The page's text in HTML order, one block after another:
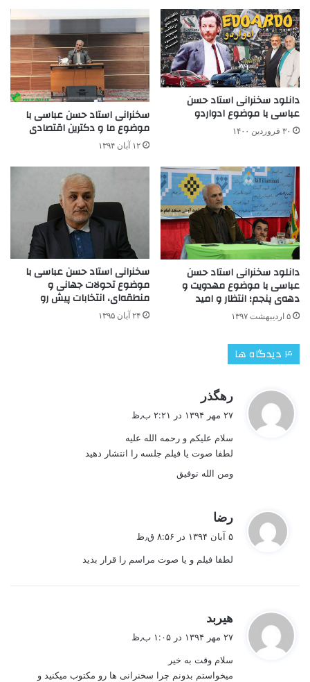
دانلود سخنرانی استاد حسن
عباسی با موضوع ادواردو
۳۰ فروردین ۱۴۰۰
سخنرانی استاد حسن عباسی با
موضوع ما و دکترین اقتصادی
۱۲ آبان ۱۳۹۴
دانلود سخنرانی استاد حسن
عباسی با موضوع مهدویت و
دهه‌ی پنجم؛ انتظار و امید
۵ اردیبهشت ۱۳۹۷
سخنرانی استاد حسن عباسی با
موضوع تحولات جهانی و
منطقه‌ای، انتخابات پیش‌ رو
۲۴ آبان ۱۳۹۵
‫۴ دیدگاه ها
رهگذر
:
۲۷ مهر ۱۳۹۴ در ۲:۲۱ ب٫ظ
سلام علیکم و رحمه الله علیه
لطفا صوت یا فیلم جلسه را انتشار دهید
ومن الله توفیق
رضا
:
۵ آبان ۱۳۹۴ در ۸:۵۶ ق٫ظ
لطفا فیلم و یا صوت مراسم را قرار بدید
هیربد
:
۲۷ مهر ۱۳۹۴ در ۱:۰۵ ب٫ظ
سلام وقت به خیر
میخواستم بدونم چرا سخنرانی ها رو مکتوب میکنید و